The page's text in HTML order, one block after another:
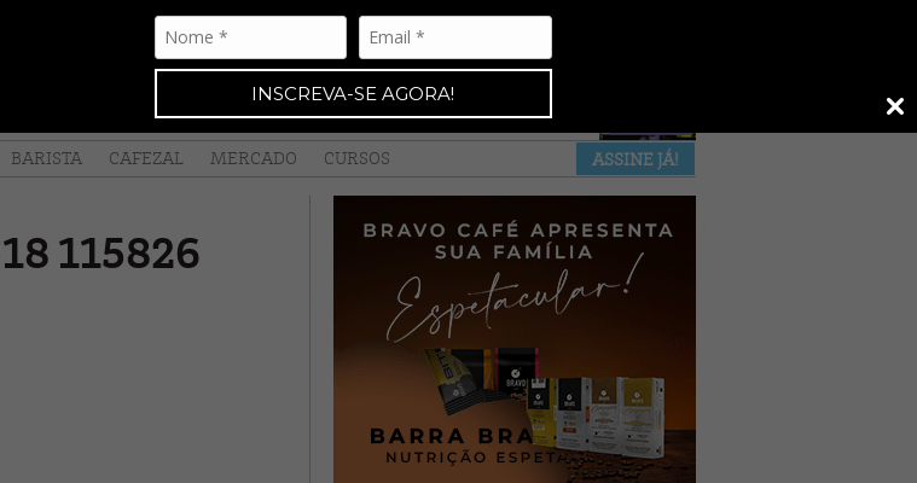
INSCREVA-SE AGORA!
•NAS BANCAS
BARISTA CAFEZAL MERCADO ASSINE JÁ!
CURSOS
115826